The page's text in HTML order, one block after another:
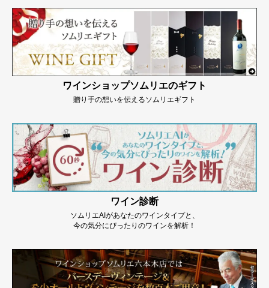
ワインショップソムリエのギフト
贈り手の想いを伝えるソムリエギフト
ワイン診断
ソムリエAIがあなたのワインタイプと、
今の気分にぴったりのワインを解析！